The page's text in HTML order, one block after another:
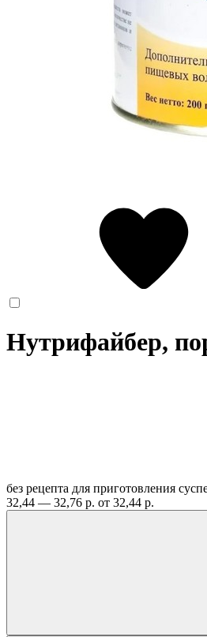
Нутрифайбер,
без рецепта для приготовления
32,44 — 32,76 р. от 32,44 р.